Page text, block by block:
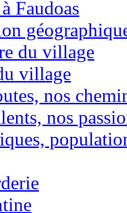
Faudoas
du village
village
nos
nos